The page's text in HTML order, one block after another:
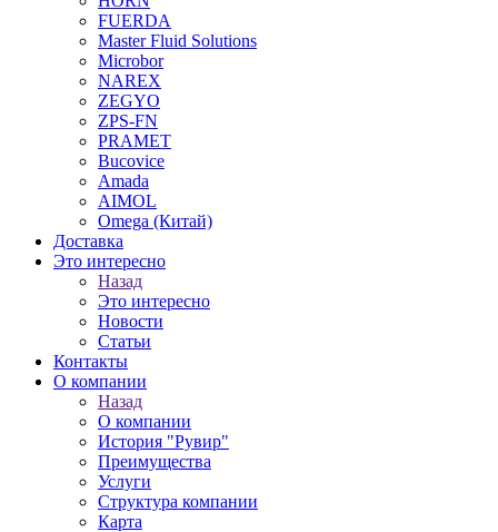
FUERDA
Master Fluid Solutions
Microbor
NAREX
ZEGYO
ZPS-FN
PRAMET
Bucovice
Amada
AIMOL
Omega (Китай)
Доставка
Это интересно
Назад
Это интересно
Новости
Статьи
Контакты
О компании
Назад
О компании
История "Рувир"
Преимущества
Услуги
Структура компании
Карта